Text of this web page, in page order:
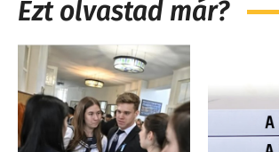
Ezt olvastad már?